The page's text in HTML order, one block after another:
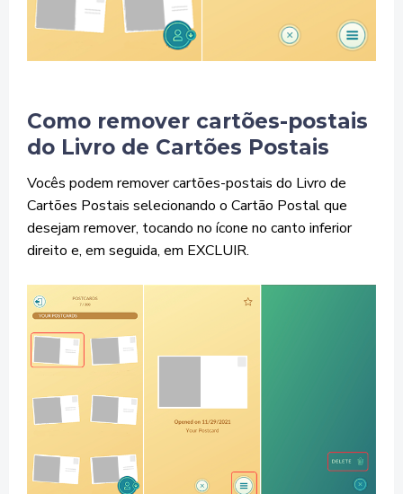
Como remover cartões-postais
do Livro de Cartões Postais
Vocês podem remover cartões-postais do Livro de
Cartões Postais selecionando o Cartão Postal que
desejam remover, tocando no ícone no canto inferior
direito e, em seguida, em EXCLUIR.